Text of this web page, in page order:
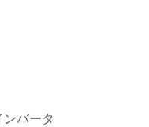
バータ